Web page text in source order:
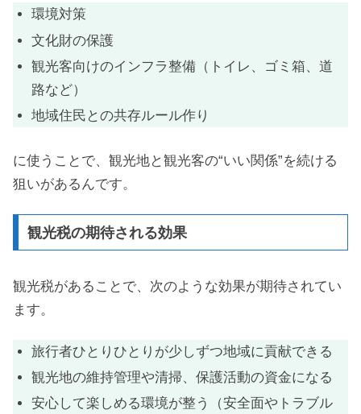
環境対策
文化財の保護
観光客向けのインフラ整備（トイレ、ゴミ箱、道
路など）
地域住民との共存ルール作り
に使うことで、観光地と観光客の“いい関係”を続ける
狙いがあるんです。
観光税の期待される効果
観光税があることで、次のような効果が期待されてい
ます。
旅行者ひとりひとりが少しずつ地域に貢献できる
観光地の維持管理や清掃、保護活動の資金になる
安心して楽しめる環境が整う（安全面やトラブル